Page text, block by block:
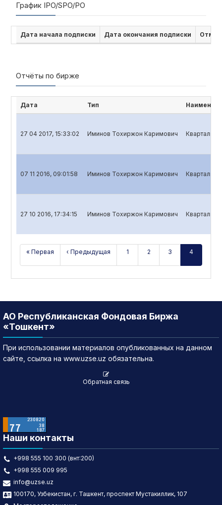
График IPO/SPO/PO
Дата начала подписки Дата окончания подписки
Отчёты по бирже
Дата Тип
27 04 2017, 15:33:02 Иминов Тохиржон Каримович
07 11 2016, 09:01:58 Иминов Тохиржон Каримович
27 10 2016, 17:34:15 Иминов Тохиржон Каримович
« Первая ‹ Предыдущая 1 2 3 4
АО Республиканская Фондовая Биржа
«Тошкент»
При использовании материалов опубликованных на данном
сайте, ссылка на www.uzse.uz обязательна.
Обратная связь
Наши контакты
+998 555 100 300 (внт:200)
+998 555 009 995
info@uzse.uz
100170, Узбекистан, г. Ташкент, проспект Мустакиллик, 107